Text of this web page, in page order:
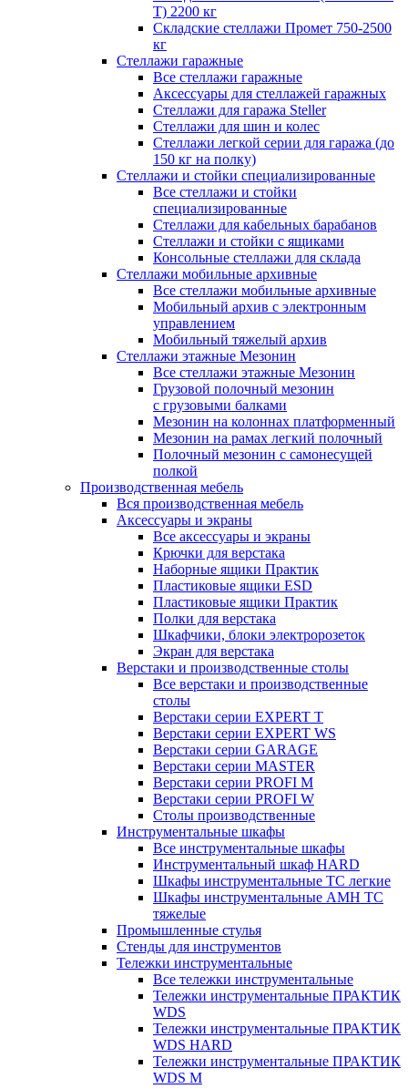
Т) 2200 кг
Складские стеллажи Промет 750-2500
кг
Стеллажи гаражные
Все стеллажи гаражные
Аксессуары для стеллажей гаражных
Стеллажи для гаража Steller
Стеллажи для шин и колес
Стеллажи легкой серии для гаража (до
150 кг на полку)
Стеллажи и стойки специализированные
Все стеллажи и стойки
специализированные
Стеллажи для кабельных барабанов
Стеллажи и стойки с ящиками
Консольные стеллажи для склада
Стеллажи мобильные архивные
Все стеллажи мобильные архивные
Мобильный архив с электронным
управлением
Мобильный тяжелый архив
Стеллажи этажные Мезонин
Все стеллажи этажные Мезонин
Грузовой полочный мезонин
с грузовыми балками
Мезонин на колоннах платформенный
Мезонин на рамах легкий полочный
Полочный мезонин с самонесущей
полкой
Производственная мебель
Вся производственная мебель
Аксессуары и экраны
Все аксессуары и экраны
Крючки для верстака
Наборные ящики Практик
Пластиковые ящики ESD
Пластиковые ящики Практик
Полки для верстака
Шкафчики, блоки электророзеток
Экран для верстака
Верстаки и производственные столы
Все верстаки и производственные
столы
Верстаки серии EXPERT T
Верстаки серии EXPERT WS
Верстаки серии GARAGE
Верстаки серии MASTER
Верстаки серии PROFI M
Верстаки серии PROFI W
Столы производственные
Инструментальные шкафы
Все инструментальные шкафы
Инструментальный шкаф HARD
Шкафы инструментальные ТС легкие
Шкафы инструментальные AMH TC
тяжелые
Промышленные стулья
Стенды для инструментов
Тележки инструментальные
Все тележки инструментальные
Тележки инструментальные ПРАКТИК
WDS
Тележки инструментальные ПРАКТИК
WDS HARD
Тележки инструментальные ПРАКТИК
WDS M